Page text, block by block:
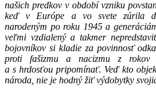
našich predkov v období vzniku
keď v Európe a vo svete zúrila
narodeným po roku 1945 a
veľmi vzdialený a takmer
bojovníkov si kladie za povinnosť
proti fašizmu a nacizmu z rokov
a s hrdosťou pripomínať. Veď kto
národa, nie je hodný žiť výdobytky